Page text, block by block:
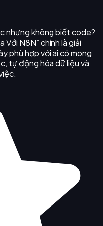
nhưng không biết code?
N8N” chính là giải
phù hợp với ai có mong
tự động hóa dữ liệu và